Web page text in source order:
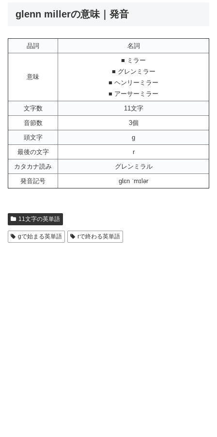
glenn millerの意味｜発音
品詞 名詞
意味
■ ミラー
■ グレンミラー
■ ヘンリーミラー
■ アーサーミラー
文字数
11文字
音節数
3個
頭文字
g
最後の文字
r
カタカナ読み
グレンミラル
発音記号
glɛn ˈmɪlər
11文字の英単語
gで始まる英単語 rで終わる英単語